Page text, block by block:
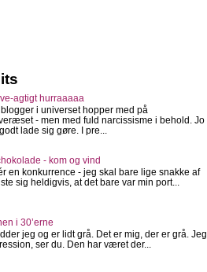
agtigt hurraaaaa
i universet hopper med på
- men med fuld narcissisme i behold. Jo
lade sig gøre. I pre...
- kom og vind
en konkurrence - jeg skal bare lige snakke af
sig heldigvis, at det bare var min port...
i 30’erne
jeg og er lidt grå. Det er mig, der er grå. Jeg
ser du. Den har været der...